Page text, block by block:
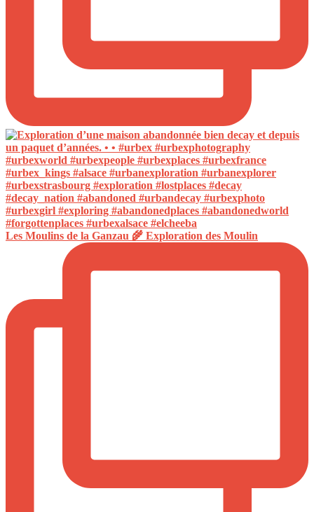
Les Moulins de la Ganzau 🌾 Exploration des Moulin